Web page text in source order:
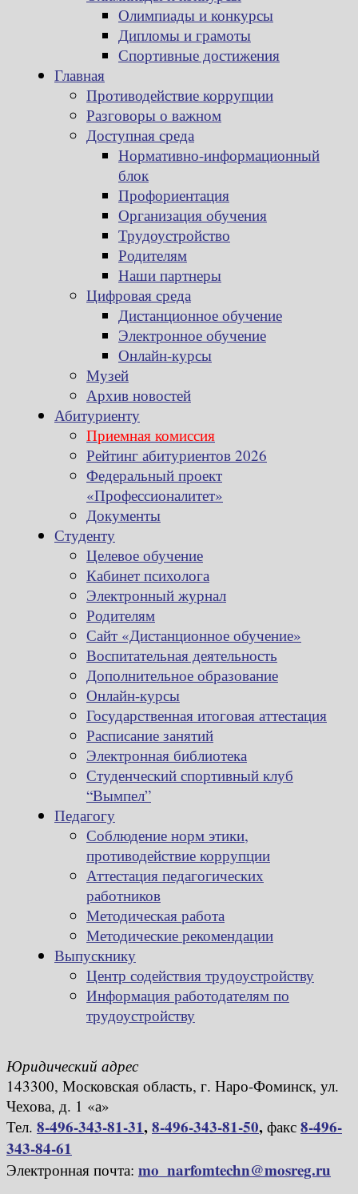
Олимпиады и конкурсы
Дипломы и грамоты
Спортивные достижения
Главная
Противодействие коррупции
Разговоры о важном
Доступная среда
Нормативно-информационный
блок
Профориентация
Организация обучения
Трудоустройство
Родителям
Наши партнеры
Цифровая среда
Дистанционное обучение
Электронное обучение
Онлайн-курсы
Музей
Архив новостей
Абитуриенту
Приемная комиссия
Рейтинг абитуриентов 2026
Федеральный проект
«Профессионалитет»
Документы
Студенту
Целевое обучение
Кабинет психолога
Электронный журнал
Родителям
Сайт «Дистанционное обучение»
Воспитательная деятельность
Дополнительное образование
Онлайн-курсы
Государственная итоговая аттестация
Расписание занятий
Электронная библиотека
Студенческий спортивный клуб
“Вымпел”
Педагогу
Соблюдение норм этики,
противодействие коррупции
Аттестация педагогических
работников
Методическая работа
Методические рекомендации
Выпускнику
Центр содействия трудоустройству
Информация работодателям по
трудоустройству
Юридический адрес
143300, Московская область, г. Наро-Фоминск, ул.
Чехова, д. 1 «а»
Тел. 8-496-343-81-31,8-496-343-81-50, факс 8-496-
343-84-61
Электронная почта: mo_narfomtechn@mosreg.ru